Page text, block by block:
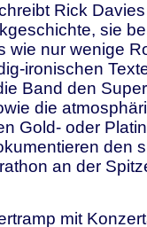
Rick
sie
wie nur wenige
ironischen
Band den
die
Gold- oder
den
an der
mit